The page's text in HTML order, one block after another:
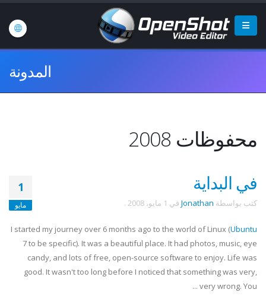
المدونة
محفوظات 2008
1
مايو
في البداية
كتب بواسطة Jonathan في 1 مايو، 2008 .
I started my journey over 6 months ago to the world of Linux (Ubuntu
7 to be specific). It was a beautiful place. It had photos, music, eye
candy, and lots of free, open-source software to enjoy. Life was
good. It wasn't too long before I noticed that something was very,
very wrong. You ...